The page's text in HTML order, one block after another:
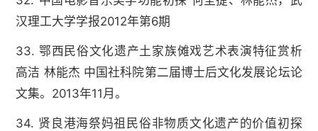
汉理工大学学报2012年第6期
33. 鄂西民俗文化遗产土家族傩戏艺术表演特征赏析
高洁 林能杰 中国社科院第二届博士后文化发展论坛论
文集。2013年11月。
34. 贤良港海祭妈祖民俗非物质文化遗产的价值初探